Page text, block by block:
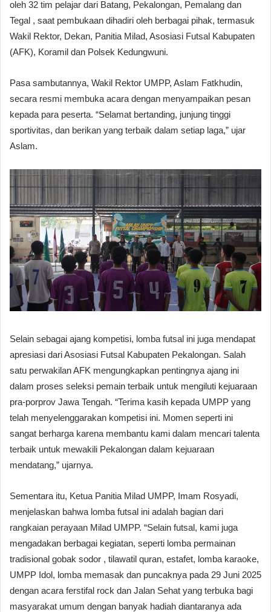
oleh 32 tim pelajar dari Batang, Pekalongan, Pemalang dan
Tegal , saat pembukaan dihadiri oleh berbagai pihak, termasuk
Wakil Rektor, Dekan, Panitia Milad, Asosiasi Futsal Kabupaten
(AFK), Koramil dan Polsek Kedungwuni.
Pasa sambutannya, Wakil Rektor UMPP, Aslam Fatkhudin,
secara resmi membuka acara dengan menyampaikan pesan
kepada para peserta. “Selamat bertanding, junjung tinggi
sportivitas, dan berikan yang terbaik dalam setiap laga,” ujar
Aslam.
Selain sebagai ajang kompetisi, lomba futsal ini juga mendapat
apresiasi dari Asosiasi Futsal Kabupaten Pekalongan. Salah
satu perwakilan AFK mengungkapkan pentingnya ajang ini
dalam proses seleksi pemain terbaik untuk mengiluti kejuaraan
pra-porprov Jawa Tengah. “Terima kasih kepada UMPP yang
telah menyelenggarakan kompetisi ini. Momen seperti ini
sangat berharga karena membantu kami dalam mencari talenta
terbaik untuk mewakili Pekalongan dalam kejuaraan
mendatang,” ujarnya.
Sementara itu, Ketua Panitia Milad UMPP, Imam Rosyadi,
menjelaskan bahwa lomba futsal ini adalah bagian dari
rangkaian perayaan Milad UMPP. “Selain futsal, kami juga
mengadakan berbagai kegiatan, seperti lomba permainan
tradisional gobak sodor , tilawatil quran, estafet, lomba karaoke,
UMPP Idol, lomba memasak dan puncaknya pada 29 Juni 2025
dengan acara ferstifal rock dan Jalan Sehat yang terbuka bagi
masyarakat umum dengan banyak hadiah diantaranya ada